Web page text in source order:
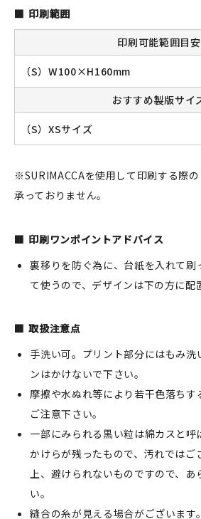
カートを見る
よくある質問
お問い合わせ
印刷範囲
印刷可能範囲目安
（S）W100×H160mm
おすすめ製版サイ
（S）XSサイズ
※SURIMACCAを使用して印刷する際
承っておりません。
印刷ワンポイントアドバイス
裏移りを防ぐ為に、台紙を入れて刷
て使うので、デザインは下の方に
取扱注意点
手洗い可。プリント部分にはもみ洗
ンはかけないで下さい。
摩擦や水ぬれ等により若干色落ちす
ご注意下さい。
一部にみられる黒い粒は綿カスと呼
かけらが残ったもので、汚れではご
上、避けられないものですので、あ
い。
縫合の糸が見える場合がございます。